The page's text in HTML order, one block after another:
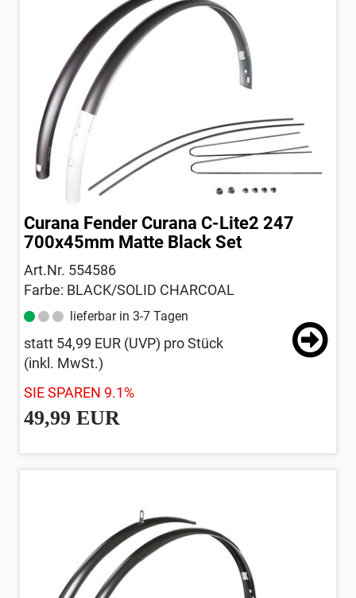
Curana Fender Curana C-Lite2 247
700x45mm Matte Black Set
Art.Nr. 554586
Farbe: BLACK/SOLID CHARCOAL
lieferbar in 3-7 Tagen
statt 54,99 EUR (UVP) pro Stück
(inkl. MwSt.)
SIE SPAREN 9.1%
49,99 EUR